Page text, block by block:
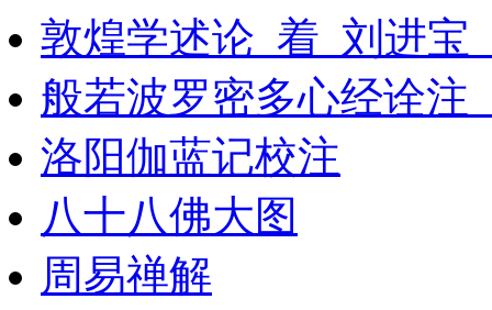
敦煌学述论_着_刘进宝
般若波罗密多心经诠注
洛阳伽蓝记校注
八十八佛大图
周易禅解